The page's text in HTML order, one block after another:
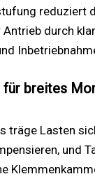
durch
breites
träge Lasten
und